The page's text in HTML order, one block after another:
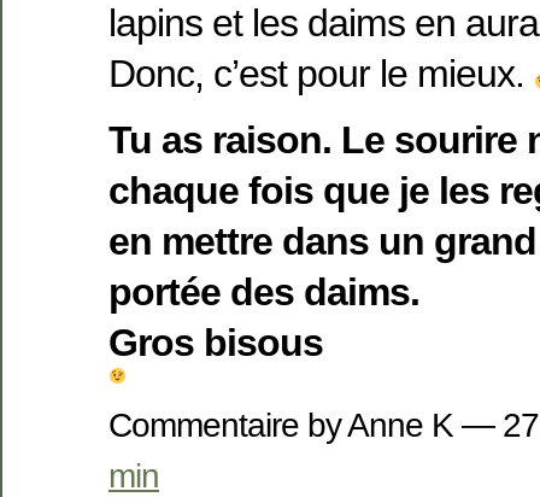
lapins et les daims en
Donc, c’est pour le mieux.
Tu as raison. Le sourire
chaque fois que je les
en mettre dans un
portée des daims.
Gros bisous
Commentaire by Anne K —
min